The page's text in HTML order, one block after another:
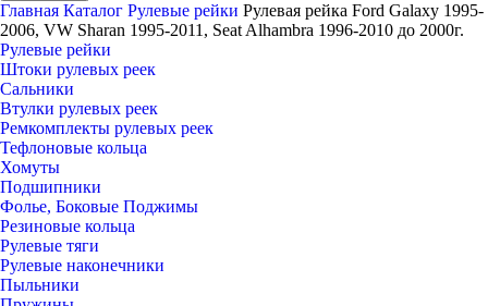
Главная Каталог Рулевые рейки Рулевая рейка Ford Galaxy 1995-
2006, VW Sharan 1995-2011, Seat Alhambra 1996-2010 до 2000г.
Рулевые рейки
Штоки рулевых реек
Сальники
Втулки рулевых реек
Ремкомплекты рулевых реек
Тефлоновые кольца
Хомуты
Подшипники
Фолье, Боковые Поджимы
Резиновые кольца
Рулевые тяги
Рулевые наконечники
Пыльники